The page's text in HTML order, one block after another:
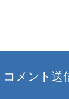
コメント送